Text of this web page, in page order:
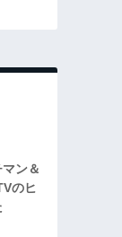
ン＆
のヒ